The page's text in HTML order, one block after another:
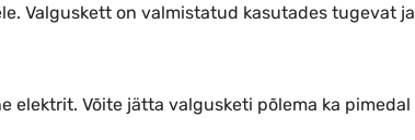
Valguskett on valmistatud kasutades tugevat
Võite jätta valgusketi põlema ka